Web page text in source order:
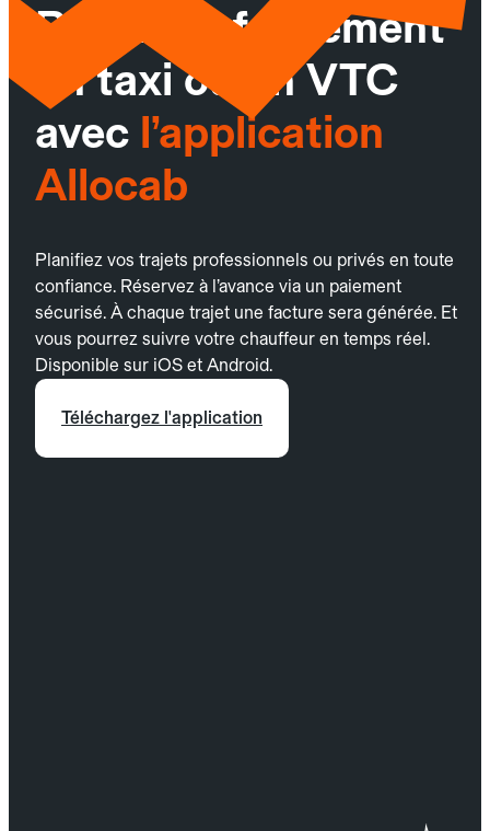
Réservez facilement
un taxi ou un VTC
avec l’application
Allocab
Planifiez vos trajets professionnels ou privés en toute
confiance. Réservez à l’avance via un paiement
sécurisé. À chaque trajet une facture sera générée. Et
vous pourrez suivre votre chauffeur en temps réel.
Disponible sur iOS et Android.
Téléchargez l'application